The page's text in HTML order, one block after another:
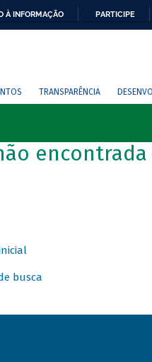
À INFORMAÇÃO PARTICIPE
TRANSPARÊNCIA
busca